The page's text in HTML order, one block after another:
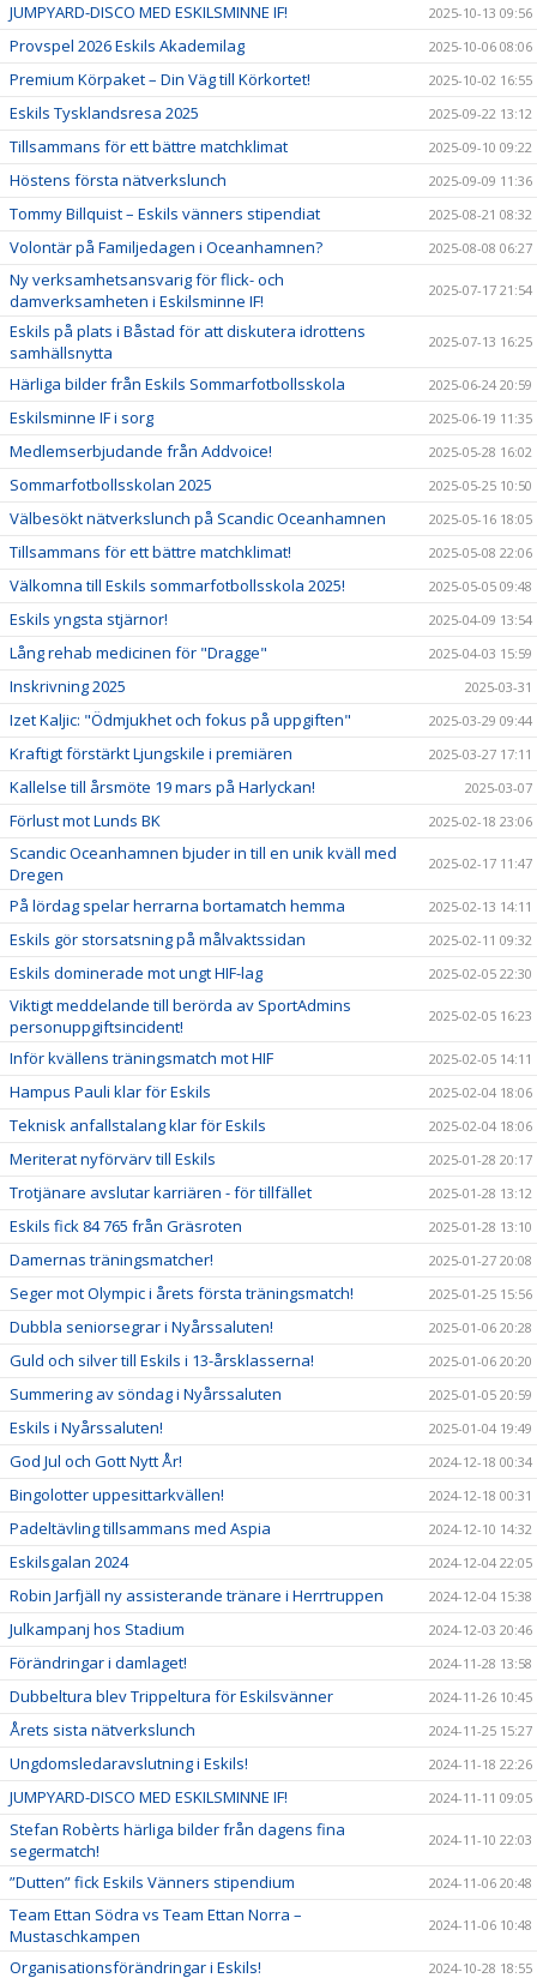
JUMPYARD-DISCO MED ESKILSMINNE IF! 2025-10-13 09:56
Provspel 2026 Eskils Akademilag 2025-10-06 08:06
Premium Körpaket – Din Väg till Körkortet! 2025-10-02 16:55
Eskils Tysklandsresa 2025 2025-09-22 13:12
Tillsammans för ett bättre matchklimat 2025-09-10 09:22
Höstens första nätverkslunch 2025-09-09 11:36
Tommy Billquist – Eskils vänners stipendiat 2025-08-21 08:32
Volontär på Familjedagen i Oceanhamnen? 2025-08-08 06:27
Ny verksamhetsansvarig för flick- och
damverksamheten i Eskilsminne IF!
2025-07-17 21:54
Eskils på plats i Båstad för att diskutera idrottens
samhällsnytta
2025-07-13 16:25
Härliga bilder från Eskils Sommarfotbollsskola 2025-06-24 20:59
Eskilsminne IF i sorg 2025-06-19 11:35
Medlemserbjudande från Addvoice! 2025-05-28 16:02
Sommarfotbollsskolan 2025 2025-05-25 10:50
Välbesökt nätverkslunch på Scandic Oceanhamnen 2025-05-16 18:05
Tillsammans för ett bättre matchklimat! 2025-05-08 22:06
Välkomna till Eskils sommarfotbollsskola 2025! 2025-05-05 09:48
Eskils yngsta stjärnor! 2025-04-09 13:54
Lång rehab medicinen för "Dragge" 2025-04-03 15:59
Inskrivning 2025 2025-03-31
Izet Kaljic: "Ödmjukhet och fokus på uppgiften" 2025-03-29 09:44
Kraftigt förstärkt Ljungskile i premiären 2025-03-27 17:11
Kallelse till årsmöte 19 mars på Harlyckan! 2025-03-07
Förlust mot Lunds BK 2025-02-18 23:06
Scandic Oceanhamnen bjuder in till en unik kväll med
Dregen
2025-02-17 11:47
På lördag spelar herrarna bortamatch hemma 2025-02-13 14:11
Eskils gör storsatsning på målvaktssidan 2025-02-11 09:32
Eskils dominerade mot ungt HIF-lag 2025-02-05 22:30
Viktigt meddelande till berörda av SportAdmins
personuppgiftsincident!
2025-02-05 16:23
Inför kvällens träningsmatch mot HIF 2025-02-05 14:11
Hampus Pauli klar för Eskils 2025-02-04 18:06
Teknisk anfallstalang klar för Eskils 2025-02-04 18:06
Meriterat nyförvärv till Eskils 2025-01-28 20:17
Trotjänare avslutar karriären - för tillfället 2025-01-28 13:12
Eskils fick 84 765 från Gräsroten 2025-01-28 13:10
Damernas träningsmatcher! 2025-01-27 20:08
Seger mot Olympic i årets första träningsmatch! 2025-01-25 15:56
Dubbla seniorsegrar i Nyårssaluten! 2025-01-06 20:28
Guld och silver till Eskils i 13-årsklasserna! 2025-01-06 20:20
Summering av söndag i Nyårssaluten 2025-01-05 20:59
Eskils i Nyårssaluten! 2025-01-04 19:49
God Jul och Gott Nytt År! 2024-12-18 00:34
Bingolotter uppesittarkvällen! 2024-12-18 00:31
Padeltävling tillsammans med Aspia 2024-12-10 14:32
Eskilsgalan 2024 2024-12-04 22:05
Robin Jarfjäll ny assisterande tränare i Herrtruppen 2024-12-04 15:38
Julkampanj hos Stadium 2024-12-03 20:46
Förändringar i damlaget! 2024-11-28 13:58
Dubbeltura blev Trippeltura för Eskilsvänner 2024-11-26 10:45
Årets sista nätverkslunch 2024-11-25 15:27
Ungdomsledaravslutning i Eskils! 2024-11-18 22:26
JUMPYARD-DISCO MED ESKILSMINNE IF! 2024-11-11 09:05
Stefan Robèrts härliga bilder från dagens fina
segermatch!
2024-11-10 22:03
”Dutten” fick Eskils Vänners stipendium 2024-11-06 20:48
Team Ettan Södra vs Team Ettan Norra –
Mustaschkampen
2024-11-06 10:48
Organisationsförändringar i Eskils! 2024-10-28 18:55